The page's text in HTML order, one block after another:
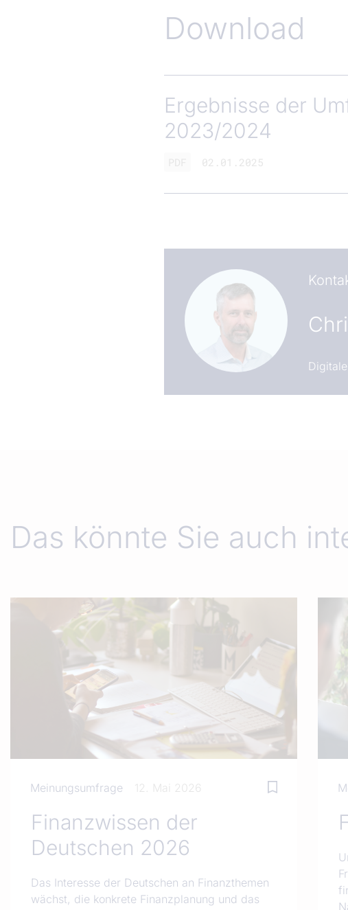
Download
Ergebnisse der
2023/2024
02.01.2025
Das könnte Sie auch
Meinungsumfrage 12. Mai 2026
Finanzwissen der
Deutschen 2026
Das Interesse der Deutschen an Finanzthemen
wächst, die konkrete Finanzplanung und das